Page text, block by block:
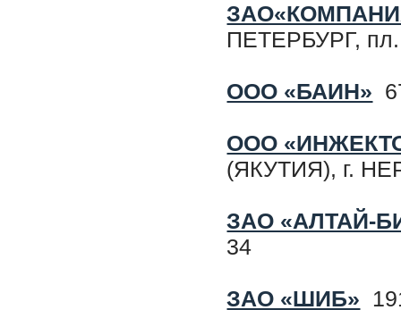
ПЕТЕРБУРГ,
ООО «БАИН»
ООО
(ЯКУТИЯ), г.
ЗАО «АЛТАЙ-
34
ЗАО «ШИБ»